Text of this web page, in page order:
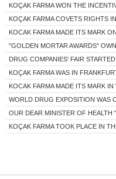
KOÇAK FARMA WON THE
KOÇAK FARMA COVETS RIGHTS IN
KOCAK FARMA MADE ITS MARK
"GOLDEN MORTAR AWARDS"
DRUG COMPANIES' FAIR STARTED
KOÇAK FARMA WAS IN
KOCAK FARMA MADE ITS MARK IN
WORLD DRUG EXPOSITION WAS
OUR DEAR MINISTER OF HEALTH
KOÇAK FARMA TOOK PLACE IN